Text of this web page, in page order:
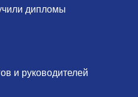
дипломы
и руководителей